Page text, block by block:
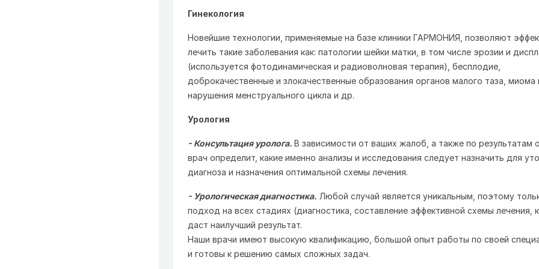
Гинекология
Новейшие технологии, применяемые на базе клиники ГАРМОНИЯ, позволяют
лечить такие заболевания как: патологии шейки матки, в том числе эрозии и
(используется фотодинамическая и радиоволновая терапия), бесплодие,
доброкачественные и злокачественные образования органов малого таза, миома
нарушения менструального цикла и др.
Урология
- Консультация уролога. В зависимости от ваших жалоб, а также по результатам
врач определит, какие именно анализы и исследования следует назначить для
диагноза и назначения оптимальной схемы лечения.
- Урологическая диагностика. Любой случай является уникальным, поэтому
подход на всех стадиях (диагностика, составление эффективной схемы лечения,
даст наилучший результат.
Наши врачи имеют высокую квалификацию, большой опыт работы по своей
и готовы к решению самых сложных задач.